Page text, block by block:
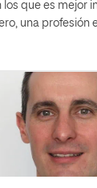
que es mejor
una profesión